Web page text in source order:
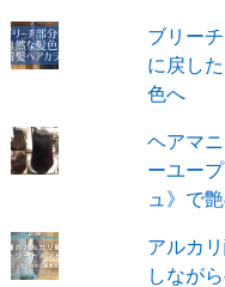
ブリー
に戻し
色へ
ヘアマ
ーユー
ュ》で
アルカ
しなが